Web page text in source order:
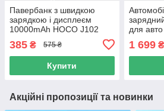
Павербанк з швидкою
зарядкою і дисплеєм
10000mAh HOCO J102
PD20W+QC3.0 USB/Type-
C Чорний
385 ₴ 575 ₴
Купити
для
1 699₴
Акційні пропозиції та новинки